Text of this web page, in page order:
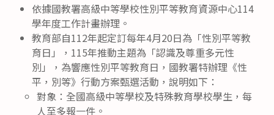
依據國教署高級中等學校性別平等教育資源中心114
學年度工作計畫辦理。
教育部自112年起定訂每年4月20日為「性別平等教
育日」，115年推動主題為「認識及尊重多元性
別」，為響應性別平等教育日，國教署特辦理《性
平，別等》行動方案甄選活動，說明如下：
對象：全國高級中等學校及特殊教育學校學生，每
人至多報一件。